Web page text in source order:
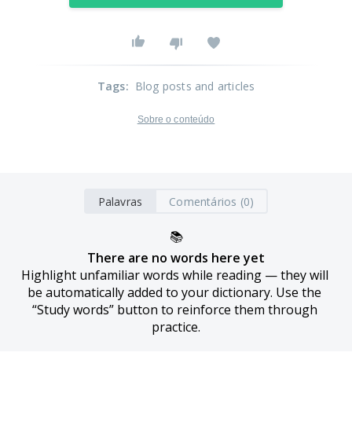
Tags: Blog posts and articles
Sobre o conteúdo
Palavras Comentários (0)
📚
There are no words here yet
Highlight unfamiliar words while reading — they will
be automatically added to your dictionary. Use the
“Study words” button to reinforce them through
practice.